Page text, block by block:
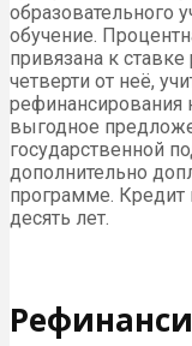
образовательного
обучение.
привязана к
четверти от неё,
рефинансирования
выгодное
государственной
дополнительно
программе. Кредит
десять лет.